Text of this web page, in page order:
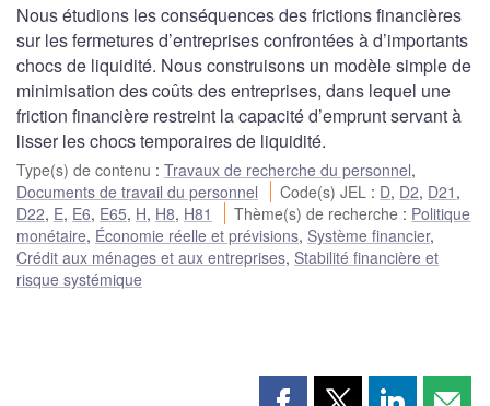
Nous étudions les conséquences des frictions financières
sur les fermetures d’entreprises confrontées à d’importants
chocs de liquidité. Nous construisons un modèle simple de
minimisation des coûts des entreprises, dans lequel une
friction financière restreint la capacité d’emprunt servant à
lisser les chocs temporaires de liquidité.
Type(s) de contenu : Travaux de recherche du personnel,
Documents de travail du personnel
Code(s) JEL : D, D2, D21 ,
D22, E, E6, E65, H, H8, H81 Thème(s) de recherche : Politique
monétaire, Économie réelle et prévisions, Système financier,
Crédit aux ménages et aux entreprises, Stabilité financière et
risque systémique